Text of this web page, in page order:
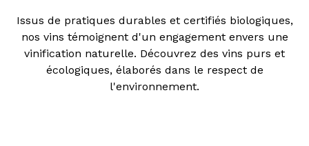
Issus de pratiques durables et certifiés biologiques,
nos vins témoignent d'un engagement envers une
vinification naturelle. Découvrez des vins purs et
écologiques, élaborés dans le respect de
l'environnement.